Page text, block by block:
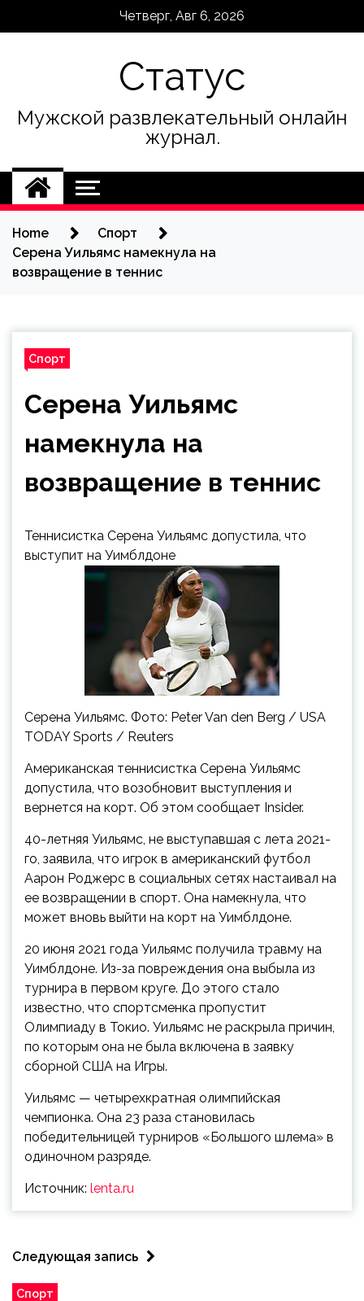
Четверг, Авг 6, 2026
Статус
Мужской развлекательный онлайн
журнал.
Home
Спорт
Серена Уильямс намекнула на
возвращение в теннис
Спорт
Серена Уильямс
намекнула на
возвращение в теннис
Теннисистка Серена Уильямс допустила, что
выступит на Уимблдоне
Серена Уильямс. Фото: Peter Van den Berg / USA
TODAY Sports / Reuters
Американская теннисистка Серена Уильямс
допустила, что возобновит выступления и
вернется на корт. Об этом сообщает Insider.
40-летняя Уильямс, не выступавшая с лета 2021-
го, заявила, что игрок в американский футбол
Аарон Роджерс в социальных сетях настаивал на
ее возвращении в спорт. Она намекнула, что
может вновь выйти на корт на Уимблдоне.
20 июня 2021 года Уильямс получила травму на
Уимблдоне. Из-за повреждения она выбыла из
турнира в первом круге. До этого стало
известно, что спортсменка пропустит
Олимпиаду в Токио. Уильямс не раскрыла причин,
по которым она не была включена в заявку
сборной США на Игры.
Уильямс — четырехкратная олимпийская
чемпионка. Она 23 раза становилась
победительницей турниров «Большого шлема» в
одиночном разряде.
Источник: lenta.ru
Следующая запись
Спорт